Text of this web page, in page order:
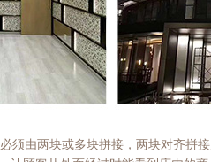
须由两块或多块拼接，两块对齐拼